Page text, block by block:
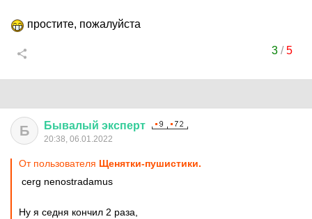
простите, пожалуйста
3/5
Б Бывалый эксперт
20:38, 06.01.2022
От пользователя Щенятки-пушистики.
cerg nenostradamus
Ну я седня кончил 2 раза,